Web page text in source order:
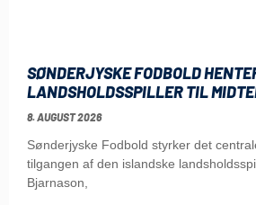
SØNDERJYSKE FODBOLD
LANDSHOLDSSPILLER TIL
8. AUGUST 2026
Sønderjyske Fodbold styrker det
tilgangen af den islandske
Bjarnason,